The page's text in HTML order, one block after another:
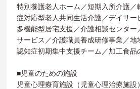
特別養護老人ホーム／短期入所介護／
症対応型老人共同生活介護／デイサー
多機能型居宅支援／介護相談センター
サービス／介護職員養成研修事業／地
認知症初期集中支援チーム／加工食品
■児童のための施設
児童心理療育施設（児童心理治療施設